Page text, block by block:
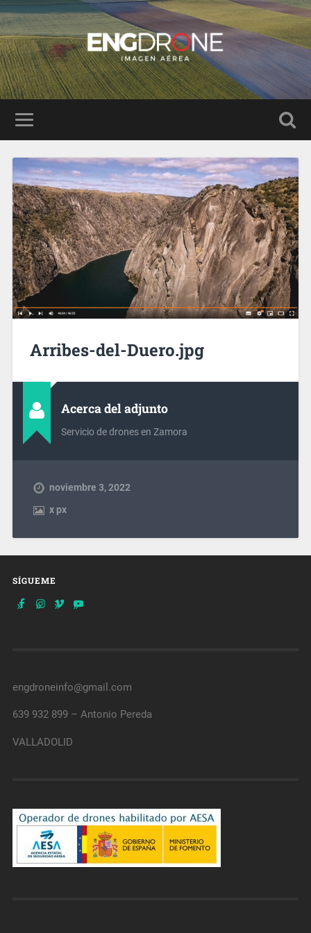
Arribes-del-Duero.jpg
Acerca del adjunto
Servicio de drones en Zamora
noviembre 3, 2022
xpx
SÍGUEME
engdroneinfo@gmail.com
639 932 899 – Antonio Pereda
VALLADOLID